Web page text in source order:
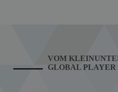
VOM
GLOBAL PLAYER